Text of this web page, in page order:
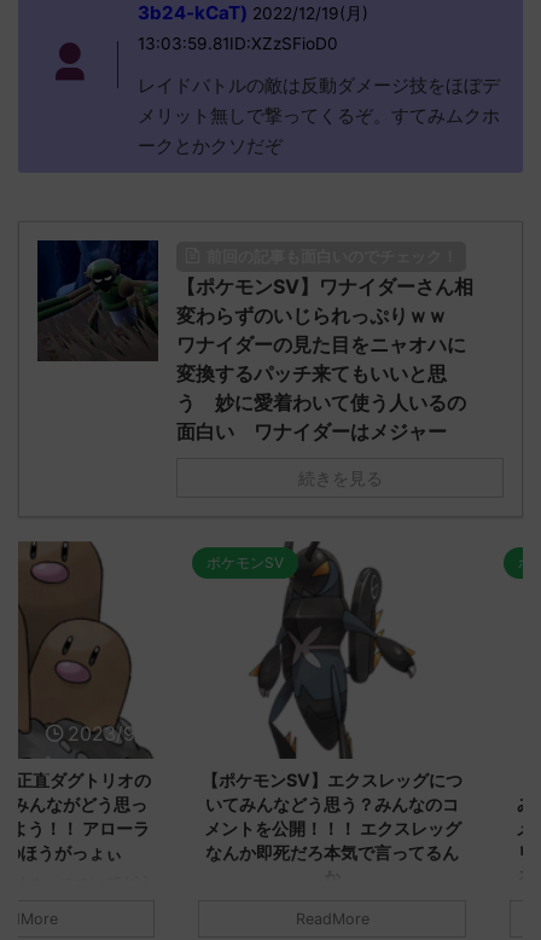
3b24-kCaT) 2022/12/19(月)
13:03:59.81ID:XZzSFioD0
レイドバトルの敵は反動ダメージ技をほぼデ
メリット無しで撃ってくるぞ。すてみムクホ
ークとかクソだぞ
【ポケモンSV】ワナイダーさん相
変わらずのいじられっぷりｗｗ
ワナイダーの見た目をニャオハに
変換するパッチ来てもいいと思
う 妙に愛着わいて使う人いるの
面白い ワナイダーはメジャー
続きを見る
2023/9/8
トリオの
どう思っ
アローラ
っょぃ
test/re
ポケモンSV
2023/9/8
【ポケモンSV】エクスレッグにつ
いてみんなどう思う？みんなのコ
メントを公開！！！ エクスレッグ
なんか即死だろ本気で言ってるん
う思ってる？ 初めの記事 元のス
ReadMore
ポケモンSV
【ポケモ
みんなど
メントを
リーはバ
るよりビ